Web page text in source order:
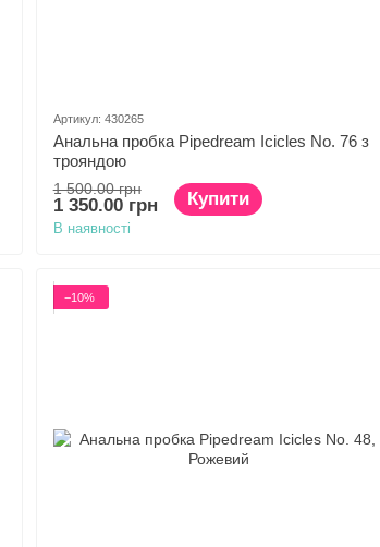
Артикул: 430265
Анальна пробка Pipedream Icicles No. 76 з
трояндою
1 500.00 грн
1 350.00 грн Купити
В наявності
−10%